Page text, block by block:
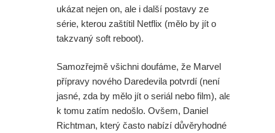
ukázat nejen on, ale i další postavy ze
série, kterou zaštítil Netflix (mělo by jít o
takzvaný soft reboot).
Samozřejmě všichni doufáme, že Marvel
přípravy nového Daredevila potvrdí (není
jasné, zda by mělo jít o seriál nebo film), ale
k tomu zatím nedošlo. Ovšem, Daniel
Richtman, který často nabízí důvěryhodné